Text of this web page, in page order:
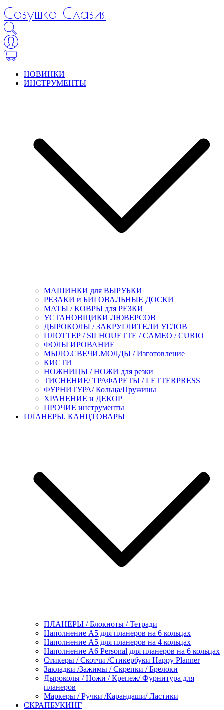
Совушка Славия
НОВИНКИ
ИНСТРУМЕНТЫ
МАШИНКИ для ВЫРУБКИ
РЕЗАКИ и БИГОВАЛЬНЫЕ ДОСКИ
МАТЫ / КОВРЫ для РЕЗКИ
УСТАНОВЩИКИ ЛЮВЕРСОВ
ДЫРОКОЛЫ / ЗАКРУГЛИТЕЛИ УГЛОВ
ПЛОТТЕР / SILHOUETTE / CAMEO / CURIO
ФОЛЬГИРОВАНИЕ
МЫЛО.СВЕЧИ.МОЛДЫ / Изготовление
КИСТИ
НОЖНИЦЫ / НОЖИ для резки
ТИСНЕНИЕ/ ТРАФАРЕТЫ / LETTERPRESS
ФУРНИТУРА/ Кольца/Пружины
ХРАНЕНИЕ и ДЕКОР
ПРОЧИЕ инструменты
ПЛАНЕРЫ. КАНЦТОВАРЫ
ПЛАНЕРЫ / Блокноты / Тетради
Наполнение А5 для планеров на 6 кольцах
Наполнение А5 для планеров на 4 кольцах
Наполнение А6 Personal для планеров на 6 кольцах
Стикеры / Скотчи /Стикербуки Happy Planner
Закладки /Зажимы / Скрепки / Брелоки
Дыроколы / Ножи / Крепеж/ Фурнитура для
планеров
Маркеры / Ручки /Карандаши/ Ластики
СКРАПБУКИНГ